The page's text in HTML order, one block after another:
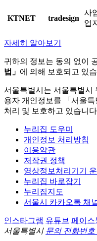
KTNET tradesign
사
업
자세히 알아보기
귀하의 정보는 동의 없이
법」 에 의해 보호되고 있
서울특별시는 서울특별시
용자 개인정보를 「서울
처리 및 보호하고 있습니
누리집 도우미
개인정보 처리방침
이용약관
저작권 정책
영상정보처리기기
누리집 바로잡기
누리집지도
서울시 카카오톡 채
인스타그램 유튜브 페이스
서울특별시 문의 전화번호